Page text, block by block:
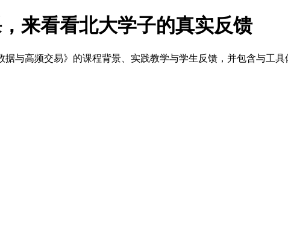
来看看北大学子的真实反馈
与高频交易》的课程背景、实践教学与学生反馈，并包含与工具